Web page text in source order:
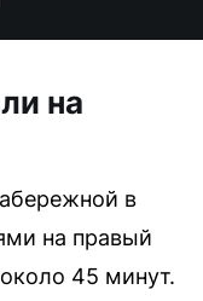
на
в
на правый
45 минут.